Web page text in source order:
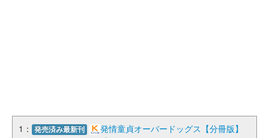
1： 発売済み最新刊
発情童貞オーバードッグス【分冊版】